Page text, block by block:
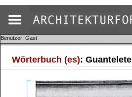
Benutzer: Gast
Wörterbuch (es): Guantelete